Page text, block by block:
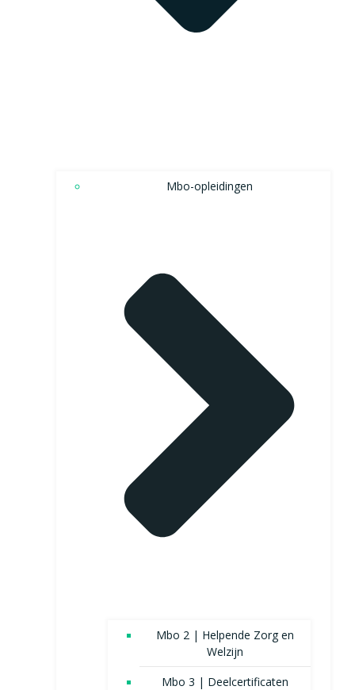
Mbo-opleidingen
Mbo 2 | Helpende Zorg en
Welzijn
Mbo 3 | Deelcertificaten